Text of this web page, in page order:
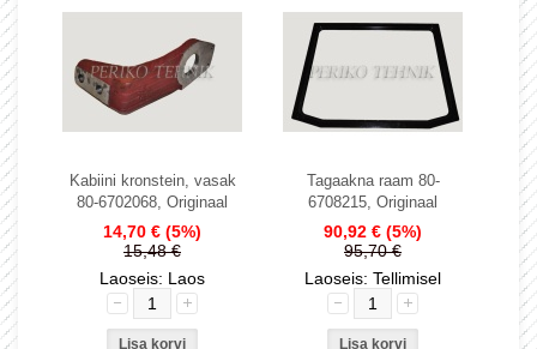
Kabiini kronstein, vasak
80-6702068, Originaal
14,70 € (5%)
15,48 €
Laoseis: Laos
Tagaakna raam 80-
6708215, Originaal
90,92 € (5%)
95,70 €
Laoseis: Tellimisel